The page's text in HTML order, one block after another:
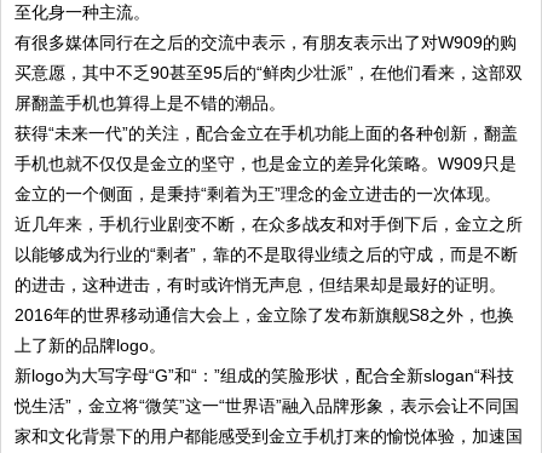
至化身一种主流。
有很多媒体同行在之后的交流中表示，有朋友表示出了对W909的购
买意愿，其中不乏90甚至95后的“鲜肉少壮派”，在他们看来，这部双
屏翻盖手机也算得上是不错的潮品。
获得“未来一代”的关注，配合金立在手机功能上面的各种创新，翻盖
手机也就不仅仅是金立的坚守，也是金立的差异化策略。W909只是
金立的一个侧面，是秉持“剩着为王”理念的金立进击的一次体现。
近几年来，手机行业剧变不断，在众多战友和对手倒下后，金立之所
以能够成为行业的“剩者”，靠的不是取得业绩之后的守成，而是不断
的进击，这种进击，有时或许悄无声息，但结果却是最好的证明。
2016年的世界移动通信大会上，金立除了发布新旗舰S8之外，也换
上了新的品牌logo。
新logo为大写字母“G”和“：”组成的笑脸形状，配合全新slogan“科技
悦生活”，金立将“微笑”这一“世界语”融入品牌形象，表示会让不同国
家和文化背景下的用户都能感受到金立手机打来的愉悦体验，加速国